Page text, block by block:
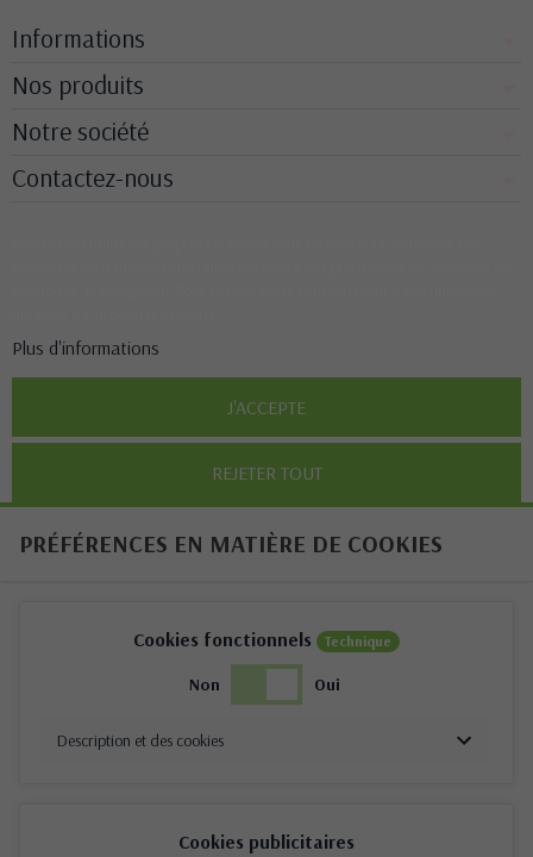
Informations
Nos produits
Notre société
Contactez-nous
Plus d'informations
REJETER TOUT
J'ACCEPTE
PRÉFÉRENCES EN MATIÈRE DE COOKIES
Cookies fonctionnels Technique
Non Oui
Description et des cookies
Cookies publicitaires